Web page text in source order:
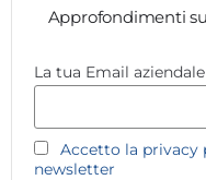
Approfondimenti
La tua Email aziendale
Accetto la privacy
newsletter